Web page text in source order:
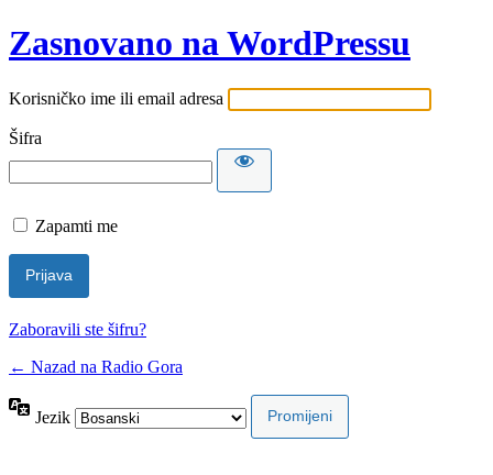
Zasnovano na WordPressu
Korisničko ime ili email adresa
Šifra
Zapamti me
Zaboravili ste šifru?
← Nazad na Radio Gora
Jezik